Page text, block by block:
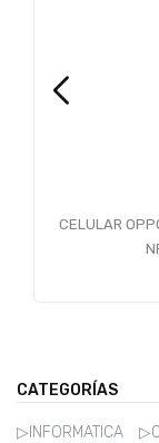
CELULAR
CATEGORÍAS
▷INFORMATICA